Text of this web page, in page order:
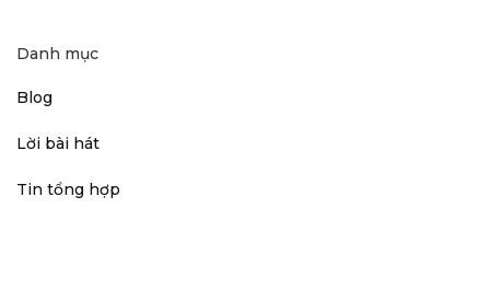
Danh mục
Blog
Lời bài hát
Tin tổng hợp